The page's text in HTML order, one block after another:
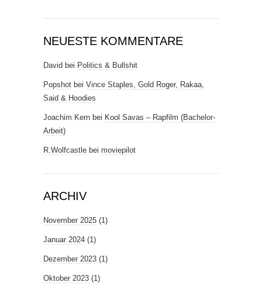
NEUESTE KOMMENTARE
David bei Politics & Bullshit
Popshot bei Vince Staples, Gold Roger, Rakaa,
Said & Hoodies
Joachim Kern bei Kool Savas – Rapfilm (Bachelor-
Arbeit)
R.Wolfcastle bei moviepilot
ARCHIV
November 2025 (1)
Januar 2024 (1)
Dezember 2023 (1)
Oktober 2023 (1)